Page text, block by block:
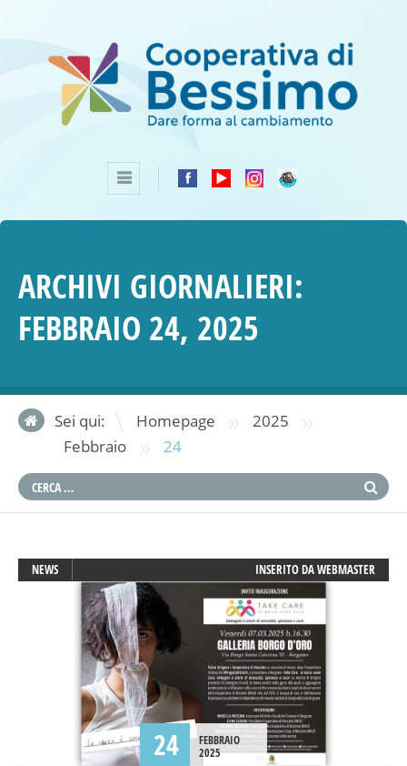
ARCHIVI GIORNALIERI:
FEBBRAIO 24, 2025
Sei qui: Homepage » 2025 »
Febbraio » 24
NEWS INSERITO DAWEBMASTER
24
FEBBRAIO
2025